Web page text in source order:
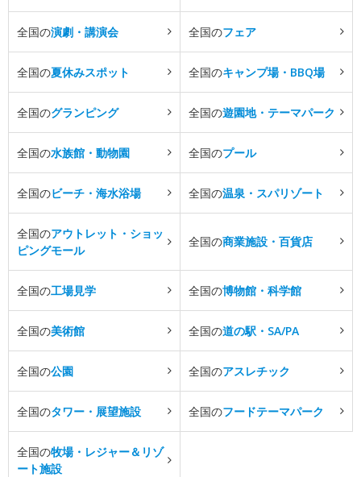
全国の演劇・講演会 全国のフェア
全国の夏休みスポット 全国のキャンプ場・BBQ場
全国のグランピング 全国の遊園地・テーマパーク
全国の水族館・動物園 全国のプール
全国のビーチ・海水浴場 全国の温泉・スパリゾート
全国のアウトレット・ショッ
ピングモール
全国の商業施設・百貨店
全国の工場見学 全国の博物館・科学館
全国の美術館 全国の道の駅・SA/PA
全国の公園 全国のアスレチック
全国のタワー・展望施設 全国のフードテーマパーク
全国の牧場・レジャー＆リゾ
ート施設